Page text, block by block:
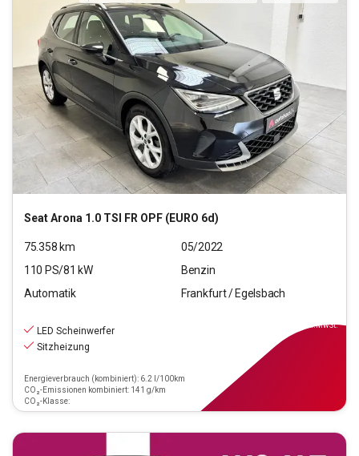
SeatArona 1.0 TSI FR OPF (EURO 6d)
75.358 km
05/2022
110 PS/81 kW
Benzin
Automatik
Frankfurt / Egelsbach
LED Scheinwerfer
Sitzheizung
Energieverbrauch (kombiniert): 6.2 l/100km
CO₂-Emissionen kombiniert: 141 g/km
CO₂-Klasse:
inkl.MwSt.